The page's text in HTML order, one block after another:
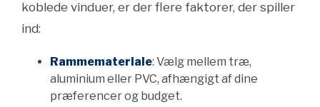
koblede vinduer, er der flere faktorer, der spiller
ind:
Rammemateriale: Vælg mellem træ,
aluminium eller PVC, afhængigt af dine
præferencer og budget.